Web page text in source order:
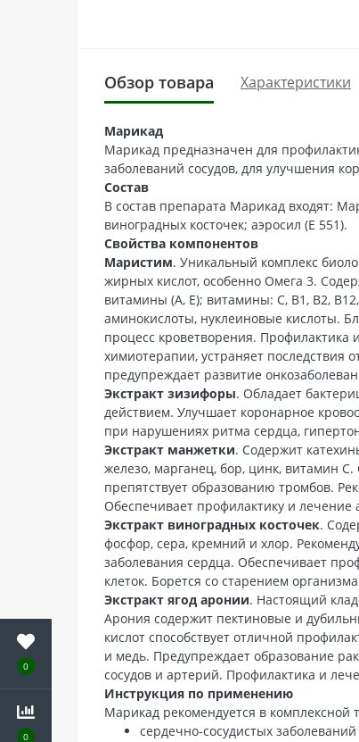
0
0
Обзор товара Характеристики
Марикад
Марикад предназначен для
заболеваний сосудов, для улучшения
Состав
В состав препарата Марикад входят:
виноградных косточек; аэросил (Е 551).
Свойства компонентов
Маристим. Уникальный комплекс
жирных кислот, особенно Омега 3.
витамины (А, Е); витамины: С, В1, В2,
аминокислоты, нуклеиновые кислоты.
процесс кроветворения. Профилактика
химиотерапии, устраняет последствия
предупреждает развитие
Экстракт зизифоры. Обладает
действием. Улучшает коронарное
при нарушениях ритма сердца,
Экстракт манжетки. Содержит
железо, марганец, бор, цинк, витамин
препятствует образованию тромбов.
Обеспечивает профилактику и
Экстракт виноградных косточек.
фосфор, сера, кремний и хлор.
заболевания сердца. Обеспечивает
клеток. Борется со старением
Экстракт ягод аронии. Настоящий
Арония содержит пектиновые и
кислот способствует отличной
и медь. Предупреждает образование
сосудов и артерий. Профилактика и
Инструкция по применению
Марикад рекомендуется в
сердечно-сосудистых